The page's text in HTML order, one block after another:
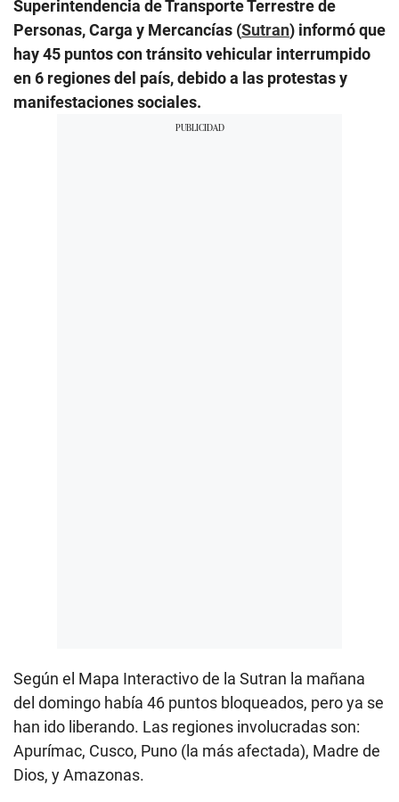
Superintendencia de Transporte Terrestre de
Personas, Carga y Mercancías (Sutran) informó que
hay 45 puntos con tránsito vehicular interrumpido
en 6 regiones del país, debido a las protestas y
manifestaciones sociales.
Según el Mapa Interactivo de la Sutran la mañana
del domingo había 46 puntos bloqueados, pero ya se
han ido liberando. Las regiones involucradas son:
Apurímac, Cusco, Puno (la más afectada), Madre de
Dios, y Amazonas.